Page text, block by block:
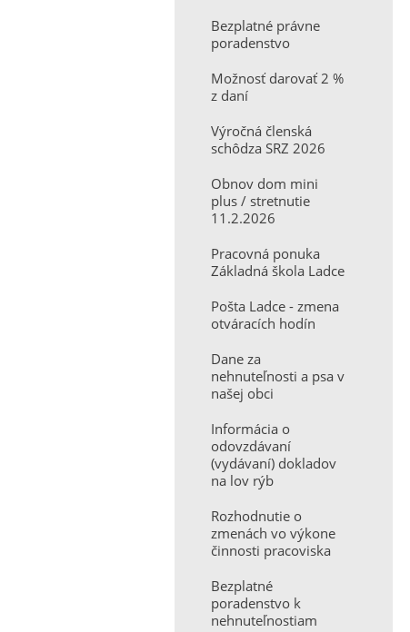
Bezplatné právne
poradenstvo
Možnosť darovať 2 %
z daní
Výročná členská
schôdza SRZ 2026
Obnov dom mini
plus / stretnutie
11.2.2026
Pracovná ponuka
Základná škola Ladce
Pošta Ladce - zmena
otváracích hodín
Dane za
nehnuteľnosti a psa v
našej obci
Informácia o
odovzdávaní
(vydávaní) dokladov
na lov rýb
Rozhodnutie o
zmenách vo výkone
činnosti pracoviska
Bezplatné
poradenstvo k
nehnuteľnostiam